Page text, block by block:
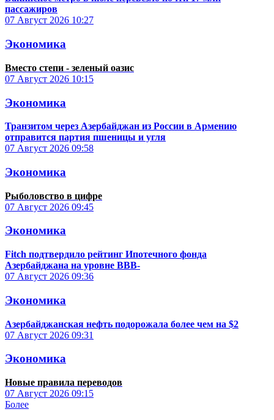
пассажиров
07 Август 2026 10:27
Экономика
Вместо степи - зеленый оазис
07 Август 2026 10:15
Экономика
Транзитом через Азербайджан из России в Армению
отправится партия пшеницы и угля
07 Август 2026 09:58
Экономика
Рыболовство в цифре
07 Август 2026 09:45
Экономика
Fitch подтвердило рейтинг Ипотечного фонда
Азербайджана на уровне BBB-
07 Август 2026 09:36
Экономика
Азербайджанская нефть подорожала более чем на $2
07 Август 2026 09:31
Экономика
Новые правила переводов
07 Август 2026 09:15
Более